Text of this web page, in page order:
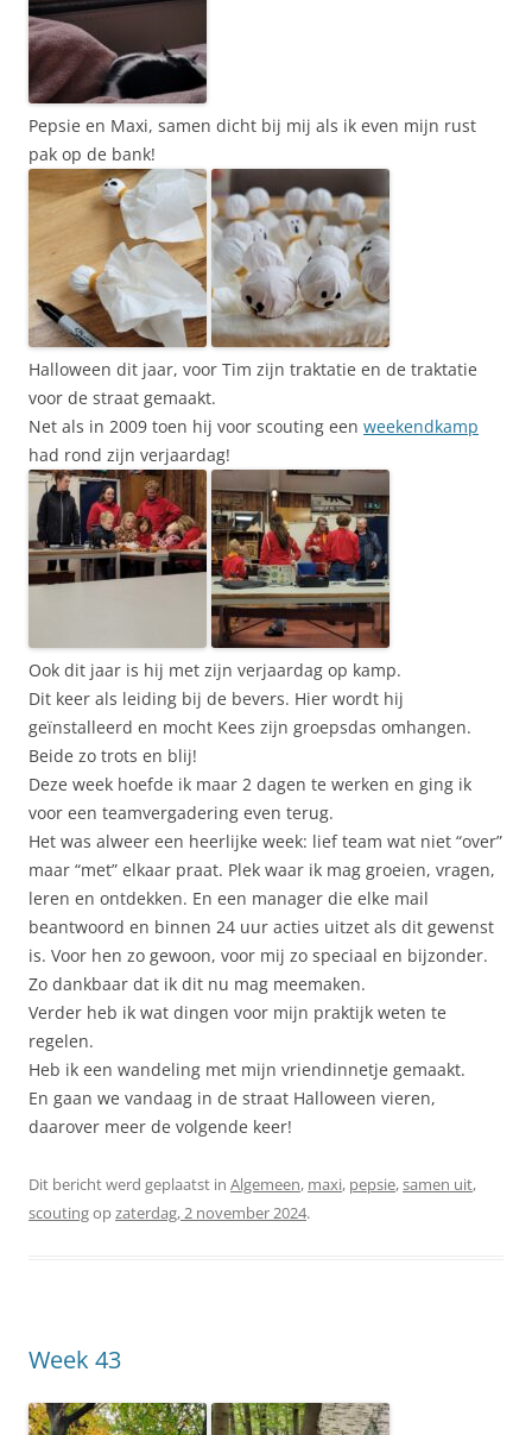
Pepsie en Maxi, samen dicht bij mij als ik even mijn rust
pak op de bank!
Halloween dit jaar, voor Tim zijn traktatie en de traktatie
voor de straat gemaakt.
Net als in 2009 toen hij voor scouting een weekendkamp
had rond zijn verjaardag!
Ook dit jaar is hij met zijn verjaardag op kamp.
Dit keer als leiding bij de bevers. Hier wordt hij
geïnstalleerd en mocht Kees zijn groepsdas omhangen.
Beide zo trots en blij!
Deze week hoefde ik maar 2 dagen te werken en ging ik
voor een teamvergadering even terug.
Het was alweer een heerlijke week: lief team wat niet “over”
maar “met” elkaar praat. Plek waar ik mag groeien, vragen,
leren en ontdekken. En een manager die elke mail
beantwoord en binnen 24 uur acties uitzet als dit gewenst
is. Voor hen zo gewoon, voor mij zo speciaal en bijzonder.
Zo dankbaar dat ik dit nu mag meemaken.
Verder heb ik wat dingen voor mijn praktijk weten te
regelen.
Heb ik een wandeling met mijn vriendinnetje gemaakt.
En gaan we vandaag in de straat Halloween vieren,
daarover meer de volgende keer!
Dit bericht werd geplaatst in Algemeen, maxi, pepsie,samen uit,
scoutingopzaterdag, 2 november 2024.
Week 43